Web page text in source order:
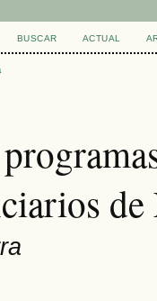
BUSCAR ACTUAL